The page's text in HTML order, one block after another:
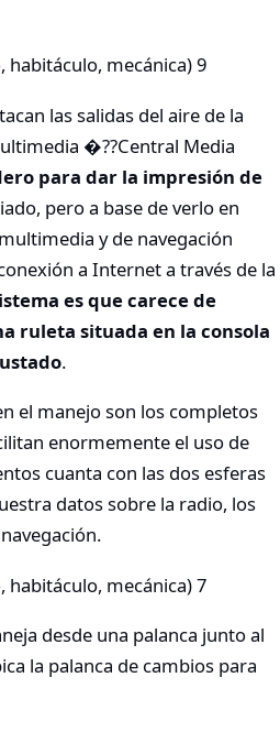
las salidas del aire de la
�??Central Media
para dar la impresión de
pero a base de verlo en
y de navegación
a Internet a través de la
es que carece de
ruleta situada en la consola
.
el manejo son los completos
enormemente el uso de
cuanta con las dos esferas
datos sobre la radio, los
desde una palanca junto al
la palanca de cambios para